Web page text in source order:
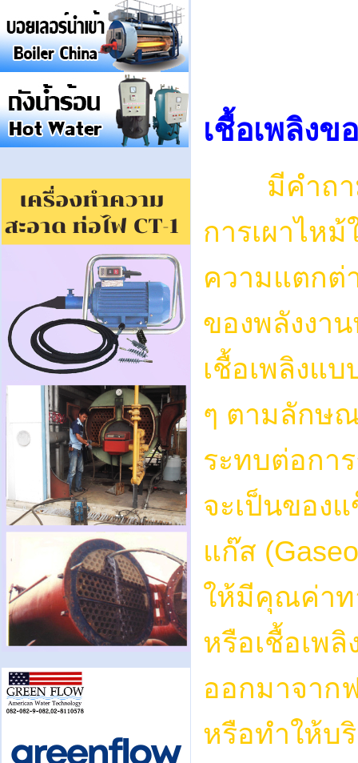
เชื้อเพลิงข
มีคำถ
การเผาไห
ความแตกต่
ของพลังงา
เชื้อเพลิงแ
ๆ ตามลักษ
ระทบต่อกา
จะเป็นของ
แก๊ส
ให้มีคุณค่าท
หรือเชื้อเพ
ออกมาจาก
หรือทำให้บ